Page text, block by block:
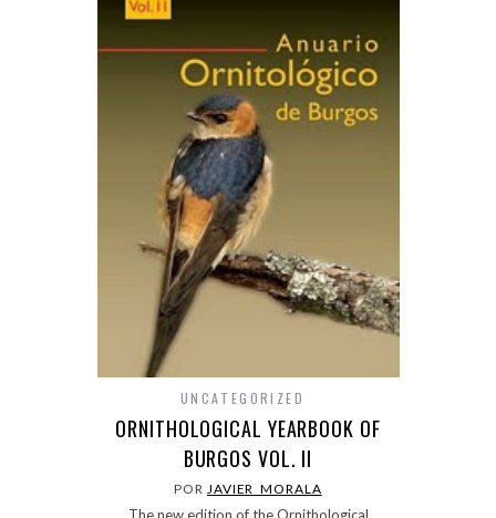
UNCATEGORIZED
ORNITHOLOGICAL YEARBOOK OF
BURGOS VOL. II
POR JAVIER_MORALA